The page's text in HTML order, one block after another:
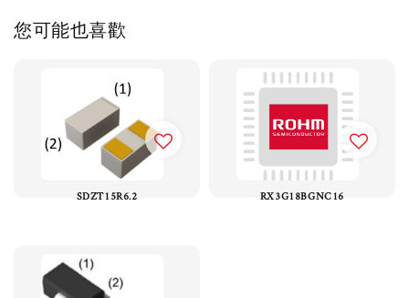
您可能也喜歡
SDZT15R6.2 RX3G18BGNC16